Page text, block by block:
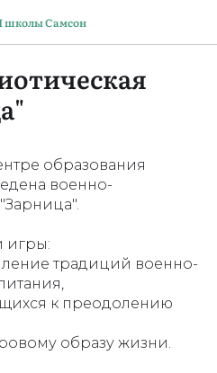
Самсон
образования
военно-
игры:
традиций военно-
к преодолению
образу жизни.